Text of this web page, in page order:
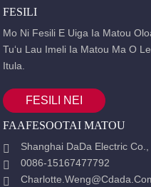
FESILI
Mo Ni Fesili E Uiga Ia Matou
Tuʻu Lau Imeli Ia Matou Ma O
Itula.
FESILI NEI
FAAFESOOTAI MATOU
Shanghai DaDa Electric Co.,
0086-15167477792